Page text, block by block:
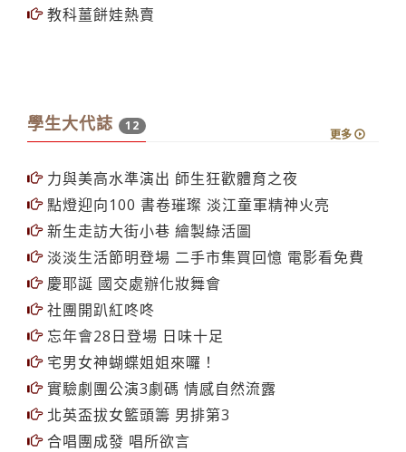
華語班聖誕園遊會 有吃有玩
教科薑餅娃熱賣
學生大代誌 12
力與美高水準演出 師生狂歡體育之夜
點燈迎向100 書卷璀璨 淡江童軍精神火亮
新生走訪大街小巷 繪製綠活圖
淡淡生活節明登場 二手市集買回憶 電影看免費
慶耶誕 國交處辦化妝舞會
社團開趴紅咚咚
忘年會28日登場 日味十足